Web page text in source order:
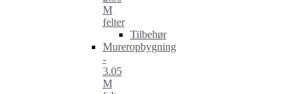
M
felter
Tilbehør
Mureropbygning
-
3.05
M